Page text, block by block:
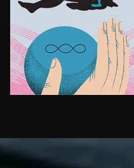
Moisturizer，并让自己放松。